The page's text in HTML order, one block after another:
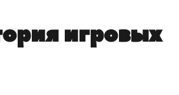
игровых